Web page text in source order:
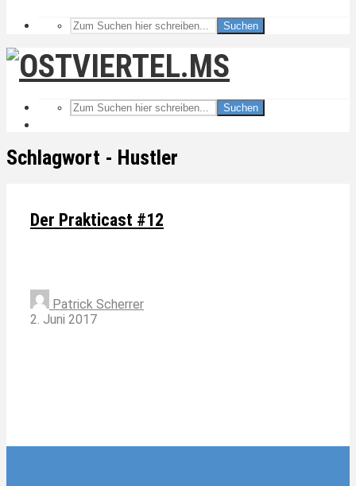
Suchen
Suchen
Schlagwort - Hustler
Der Prakticast #12
Patrick Scherrer
2. Juni 2017